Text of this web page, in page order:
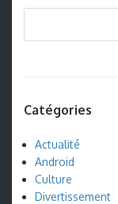
Catégories
Actualité
Android
Culture
Divertissement